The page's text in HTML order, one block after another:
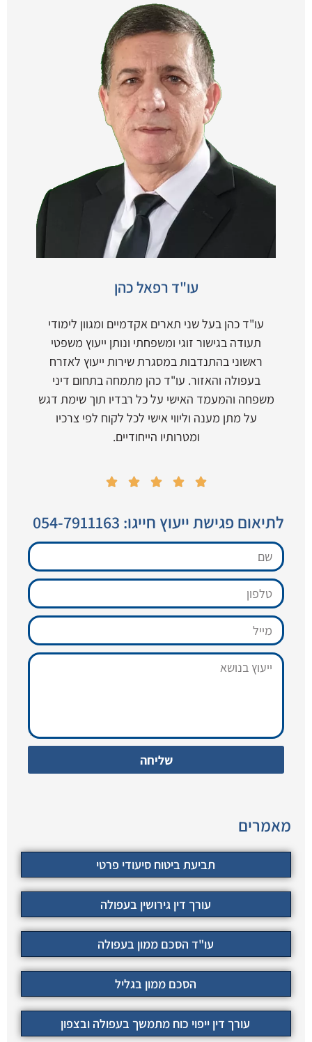
עו"ד רפאל כהן
עו"ד כהן בעל שני תארים אקדמיים ומגוון לימודי
תעודה בגישור זוגי ומשפחתי ונותן ייעוץ משפטי
ראשוני בהתנדבות במסגרת שירות ייעוץ לאזרח
בעפולה והאזור. עו"ד כהן מתמחה בתחום דיני
משפחה והמעמד האישי על כל רבדיו תוך שימת דגש
על מתן מענה וליווי אישי לכל לקוח לפי צרכיו
ומטרותיו הייחודיים.





לתיאום פגישת ייעוץ חייגו: 054-7911163
שליחה
מאמרים
תביעת ביטוח סיעודי פרטי
עורך דין גירושין בעפולה
עו"ד הסכם ממון בעפולה
הסכם ממון בגליל
עורך דין ייפוי כוח מתמשך בעפולה ובצפון